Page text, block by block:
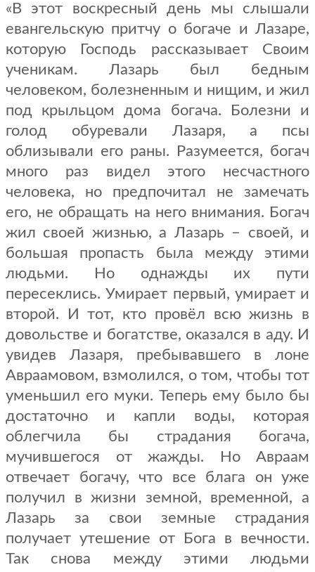
«В этот воскресный день мы слышали
евангельскую притчу о богаче и Лазаре,
которую Господь рассказывает Своим
ученикам. Лазарь был бедным
человеком, болезненным и нищим, и жил
под крыльцом дома богача. Болезни и
голод обуревали Лазаря, а псы
облизывали его раны. Разумеется, богач
много раз видел этого несчастного
человека, но предпочитал не замечать
его, не обращать на него внимания. Богач
жил своей жизнью, а Лазарь – своей, и
большая пропасть была между этими
людьми. Но однажды их пути
пересеклись. Умирает первый, умирает и
второй. И тот, кто провёл всю жизнь в
довольстве и богатстве, оказался в аду. И
увидев Лазаря, пребывавшего в лоне
Авраамовом, взмолился, о том, чтобы тот
уменьшил его муки. Теперь ему было бы
достаточно и капли воды, которая
облегчила бы страдания богача,
мучившегося от жажды. Но Авраам
отвечает богачу, что все блага он уже
получил в жизни земной, временной, а
Лазарь за свои земные страдания
получает утешение от Бога в вечности.
Так снова между этими людьми